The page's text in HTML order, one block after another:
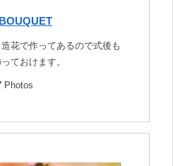
花で作ってあるので式後も
ておけます。
Photos